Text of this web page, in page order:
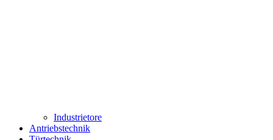
Industrietore
Antriebstechnik